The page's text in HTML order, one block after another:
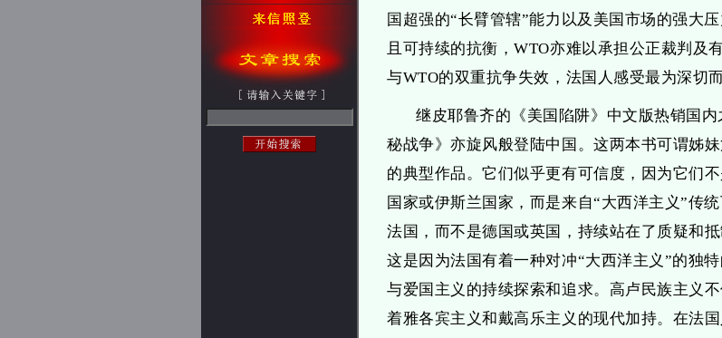
国超强的“长臂管辖”能力以及美国市场的强大
且可持续的抗衡，WTO亦难以承担公正裁判及
与WTO的双重抗争失效，法国人感受最为深切而
继皮耶鲁齐的《美国陷阱》中文版热销国
秘战争》亦旋风般登陆中国。这两本书可谓姊
的典型作品。它们似乎更有可信度，因为它们
国家或伊斯兰国家，而是来自“大西洋主义”传
法国，而不是德国或英国，持续站在了质疑和
这是因为法国有着一种对冲“大西洋主义”的独
与爱国主义的持续探索和追求。高卢民族主义
着雅各宾主义和戴高乐主义的现代加持。在法